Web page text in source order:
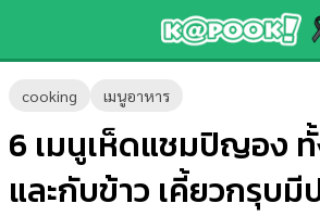
cooking เมนูอาหาร
6 เมนูเห็ดแชมปิญอง
และกับข้าว เคี้ยวกรุบมี
ข่าว-
ความ
รู้